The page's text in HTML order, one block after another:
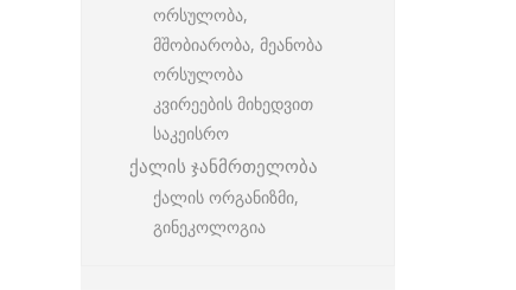
ორსულობა,
მშობიარობა, მეანობა
ორსულობა
კვირეების მიხედვით
საკეისრო
ქალის ჯანმრთელობა
ქალის ორგანიზმი,
გინეკოლოგია